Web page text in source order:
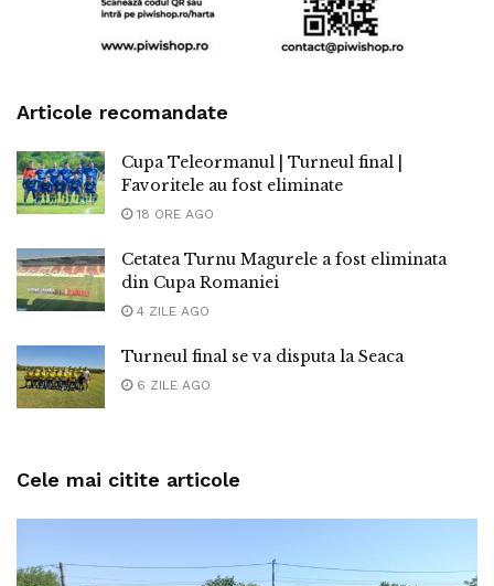
Articole recomandate
Cupa Teleormanul | Turneul final |
Favoritele au fost eliminate
18 ORE AGO
Cetatea Turnu Magurele a fost eliminata
din Cupa Romaniei
4 ZILE AGO
Turneul final se va disputa la Seaca
6 ZILE AGO
Cele mai citite articole